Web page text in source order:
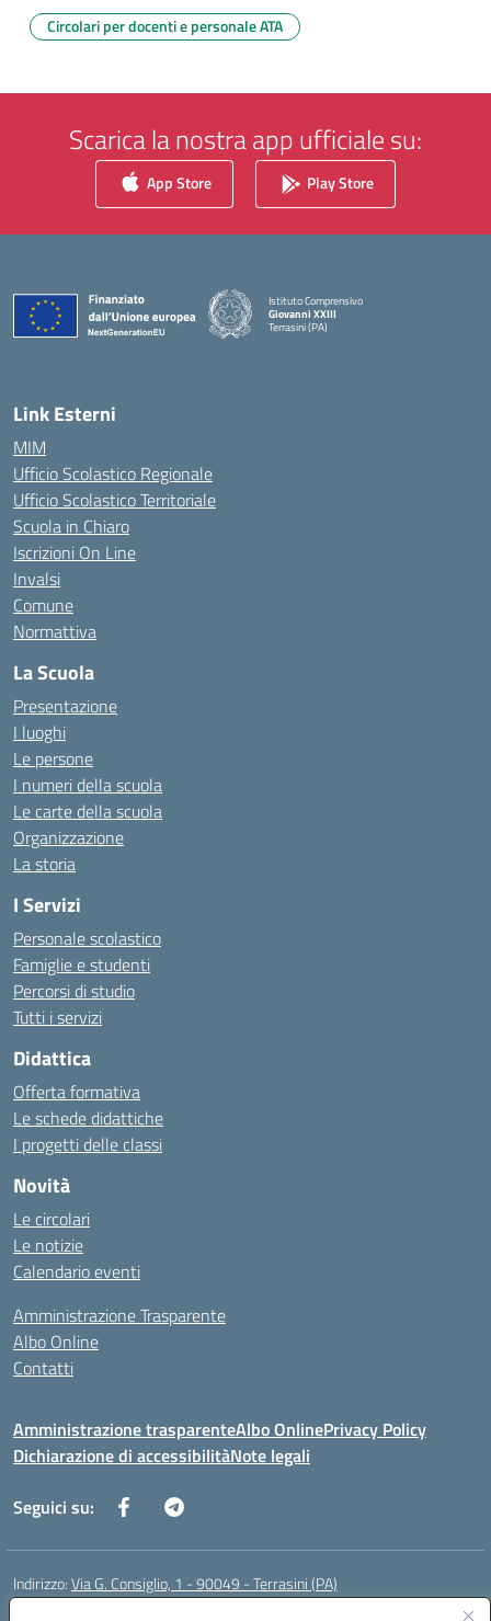
Circolari per docenti e personale ATA
Scarica la nostra app ufficiale su:
App Store Play Store
Istituto Comprensivo
Giovanni XXIII
Terrasini (PA)
Link Esterni
MIM
Ufficio Scolastico Regionale
Ufficio Scolastico Territoriale
Scuola in Chiaro
Iscrizioni On Line
Invalsi
Comune
Normattiva
La Scuola
Presentazione
I luoghi
Le persone
I numeri della scuola
Le carte della scuola
Organizzazione
La storia
I Servizi
Personale scolastico
Famiglie e studenti
Percorsi di studio
Tutti i servizi
Didattica
Offerta formativa
Le schede didattiche
I progetti delle classi
Novità
Le circolari
Le notizie
Calendario eventi
Amministrazione Trasparente
Albo Online
Contatti
Amministrazione trasparenteAlbo OnlinePrivacy Policy
Dichiarazione di accessibilitàNote legali
Seguici su:
Indirizzo:Via G. Consiglio, 1 - 90049 - Terrasini (PA)
Centralino: